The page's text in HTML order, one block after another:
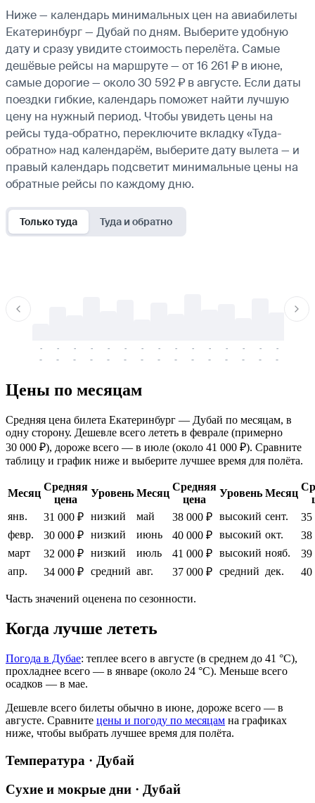
Ниже — календарь минимальных цен на авиабилеты
Екатеринбург — Дубай по дням. Выберите удобную
дату и сразу увидите стоимость перелёта. Самые
дешёвые рейсы на маршруте — от 16 261 ₽ в июне,
самые дорогие — около 30 592 ₽ в августе. Если даты
поездки гибкие, календарь поможет найти лучшую
цену на нужный период. Чтобы увидеть цены на
рейсы туда-обратно, переключите вкладку «Туда-
обратно» над календарём, выберите дату вылета — и
правый календарь подсветит минимальные цены на
обратные рейсы по каждому дню.
Только туда Туда и обратно
-
-
-
-
-
-
-
-
-
-
-
-
-
-
-
-
-
-
-
-
-
-
-
-
-
-
-
-
-
-
Цены по месяцам
Средняя цена билета Екатеринбург — Дубай по месяцам, в
одну сторону. Дешевле всего лететь в феврале (примерно
30 000 ₽), дороже всего — в июле (около 41 000 ₽). Сравните
таблицу и график ниже и выберите лучшее время для полёта.
Месяц
Средняя
цена
Уровень Месяц
Средняя
цена
Уровень Месяц
янв.
31 000 ₽ низкий май 38 000 ₽ высокий сент.
35
февр.
30 000 ₽ низкий июнь 40 000 ₽ высокий окт.
38
март
32 000 ₽ низкий июль 41 000 ₽ высокий нояб.
39
апр.
34 000 ₽ средний авг. 37 000 ₽ средний дек. 40
Часть значений оценена по сезонности.
Когда лучше лететь
Погода в Дубае: теплее всего в августе (в среднем до 41 °C),
прохладнее всего — в январе (около 24 °C). Меньше всего
осадков — в мае.
Дешевле всего билеты обычно в июне, дороже всего — в
августе. Сравните цены и погоду по месяцам на графиках
ниже, чтобы выбрать лучшее время для полёта.
Температура · Дубай
Сухие и мокрые дни · Дубай